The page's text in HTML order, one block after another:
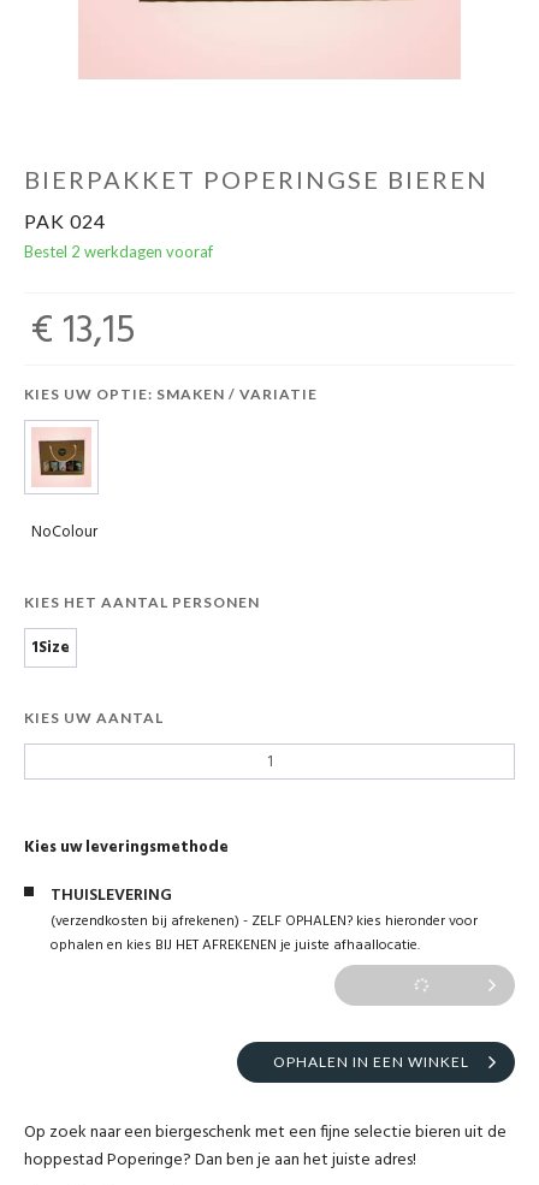
BIERPAKKET POPERINGSE BIEREN
PAK 024
Bestel 2 werkdagen vooraf
€ 13,15
KIES UW OPTIE: SMAKEN / VARIATIE
NoColour
KIES HET AANTAL PERSONEN
1Size
KIES UW AANTAL
Kies uw leveringsmethode
THUISLEVERING
(verzendkosten bij afrekenen) - ZELF OPHALEN? kies hieronder voor
ophalen en kies BIJ HET AFREKENEN je juiste afhaallocatie.
OPHALEN IN EEN WINKEL
Op zoek naar een biergeschenk met een fijne selectie bieren uit de
hoppestad Poperinge? Dan ben je aan het juiste adres!